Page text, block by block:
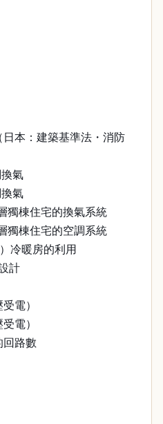
日本：建築基準法・消防
氣
氣
獨棟住宅的換氣系統
獨棟住宅的空調系統
冷暖房的利用
計
電）
電）
回路數